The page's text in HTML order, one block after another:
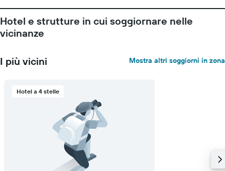
Hotel e strutture in cui soggiornare nelle
vicinanze
I più vicini Mostra altri soggiorni in zona
Hotel a 4 stelle